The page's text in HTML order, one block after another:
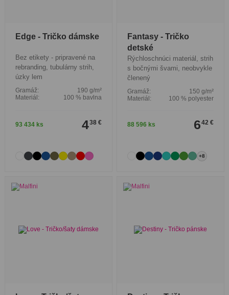
Edge - Tričko dámske
Bez etikety - pripravené na
rebranding, tubulárny strih,
úzky lem
Gramáž:
190 g/m²
Materiál:
100 % bavlna
93 434 ks 4 38 €
Fantasy - Tričko
detské
Rýchloschnúci materiál, strih
s bočnými švami, neobvykle
členený
Gramáž:
150 g/m²
Materiál:
100 % polyester
88 596 ks 6 42 €
+8